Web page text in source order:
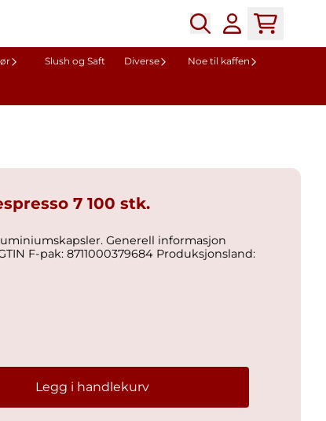
Slush og Saft Diverse Noe til kaffen
7 100 stk.
Generell informasjon
Legg i handlekurv